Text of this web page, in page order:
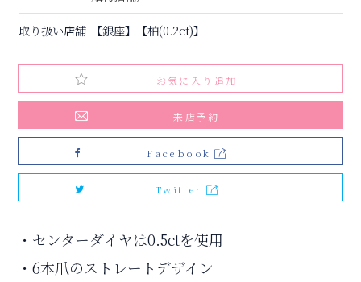
取り扱い店舗 【銀座】【柏(0.2ct)】
お気に入り追加
来店予約
Facebook
Twitter
・センターダイヤは0.5ctを使用
・6本爪のストレートデザイン